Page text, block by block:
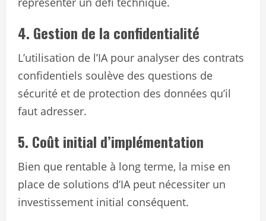
4. Gestion de la confidentialité
L’utilisation de l’IA pour analyser des contrats
confidentiels soulève des questions de
sécurité et de protection des données qu’il
faut adresser.
5. Coût initial d’implémentation
Bien que rentable à long terme, la mise en
place de solutions d’IA peut nécessiter un
investissement initial conséquent.